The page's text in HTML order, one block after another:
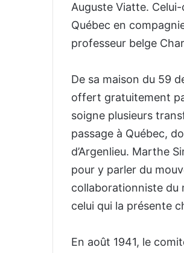
Auguste Viatte. Celui-
Québec en
professeur belge
De sa maison du 59
offert gratuitement
soigne plusieurs
passage à Québec,
d’Argenlieu. Marthe
pour y parler du
collaborationniste du
celui qui la présente
En août 1941, le